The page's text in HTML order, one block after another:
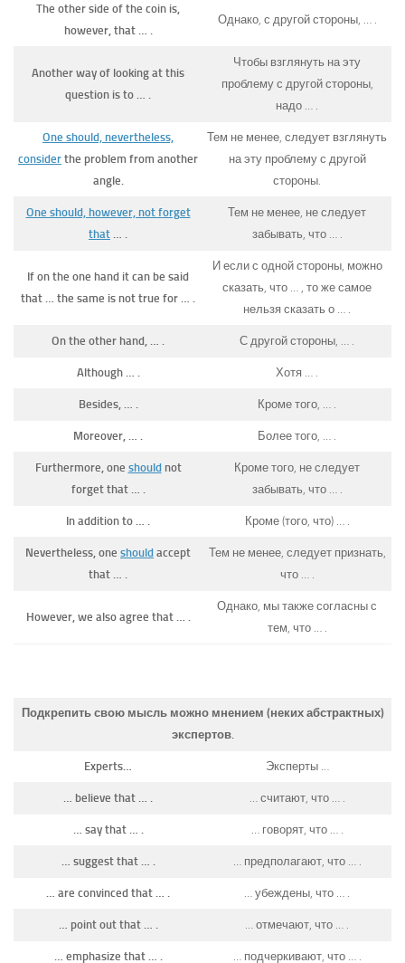
The other side of the coin is,
however, that … .
Однако, с другой стороны, … .
Another way of looking at this
question is to … .
Чтобы взглянуть на эту
проблему с другой стороны,
надо … .
One should, nevertheless,
consider the problem from another
angle.
Тем не менее, следует взглянуть
на эту проблему с другой
стороны.
One should, however, not forget
that
Тем не менее, не следует
забывать, что … .
If on the one hand it can be said
that … the same is not true for … .
И если с одной стороны, можно
сказать, что … , то же самое
нельзя сказать о … .
On the other hand, … . С другой стороны, … .
Although … . Хотя … .
Besides, … . Кроме того, … .
Moreover, … . Более того, … .
Furthermore, one shouldnot
forget that … .
Кроме того, не следует
забывать, что … .
In addition to … . Кроме (того, что) … .
Nevertheless, one should accept
that … .
Тем не менее, следует признать,
что … .
However, we also agree that … .
Однако, мы также согласны с
тем, что … .
Подкрепить свою мысль можно мнением (неких абстрактных)
экспертов.
Experts… Эксперты …
… believe that … . … считают, что … .
… say that … . … говорят, что … .
… suggest that … . … предполагают, что … .
… are convinced that … . … убеждены, что … .
… point out that … . … отмечают, что … .
… emphasize that … . … подчеркивают, что … .